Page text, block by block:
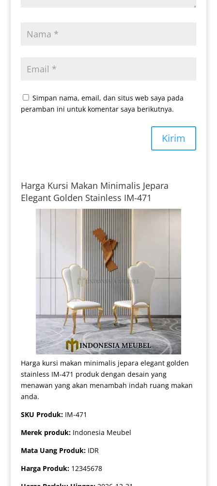
Simpan nama, email, dan situs web saya pada
peramban ini untuk komentar saya berikutnya.
Kirim
Harga Kursi Makan Minimalis Jepara
Elegant Golden Stainless IM-471
Harga kursi makan minimalis jepara elegant golden
stainless IM-471 produk dengan desain yang
menawan yang akan menambah indah ruang makan
anda.
SKU Produk: IM-471
Merek produk: Indonesia Meubel
Mata Uang Produk: IDR
Harga Produk: 12345678